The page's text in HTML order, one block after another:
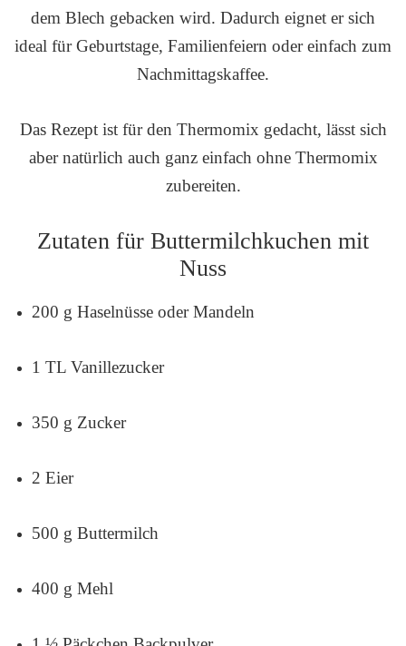
dem Blech gebacken wird. Dadurch eignet er sich
ideal für Geburtstage, Familienfeiern oder einfach zum
Nachmittagskaffee.
Das Rezept ist für den Thermomix gedacht, lässt sich
aber natürlich auch ganz einfach ohne Thermomix
zubereiten.
Zutaten für Buttermilchkuchen mit
Nuss
200 g Haselnüsse oder Mandeln
1 TL Vanillezucker
350 g Zucker
2 Eier
500 g Buttermilch
400 g Mehl